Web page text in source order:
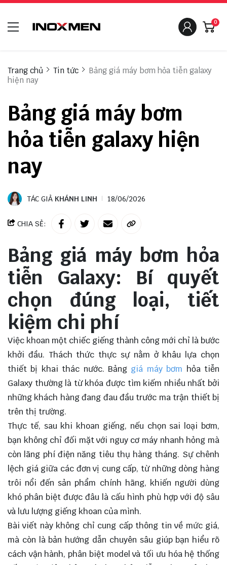
0
Trang chủ Tin tức
Bảng giá máy bơm hỏa tiễn galaxy
hiện nay
Bảng giá máy bơm
hỏa tiễn galaxy hiện
nay
TÁC GIẢ KHÁNH LINH 18/06/2026
CHIA SẺ:
Bảng giá máy bơm hỏa
tiễn Galaxy: Bí quyết
chọn đúng loại, tiết
kiệm chi phí
Việc khoan một chiếc giếng thành công mới chỉ là bước
khởi đầu. Thách thức thực sự nằm ở khâu lựa chọn
thiết bị khai thác nước. Bảng giá máy bơm hỏa tiễn
Galaxy thường là từ khóa được tìm kiếm nhiều nhất bởi
những khách hàng đang đau đầu trước ma trận thiết bị
trên thị trường.
Thực tế, sau khi khoan giếng, nếu chọn sai loại bơm,
bạn không chỉ đối mặt với nguy cơ máy nhanh hỏng mà
còn lãng phí điện năng tiêu thụ hàng tháng. Sự chênh
lệch giá giữa các đơn vị cung cấp, từ những dòng hàng
trôi nổi đến sản phẩm chính hãng, khiến người dùng
khó phân biệt được đâu là cấu hình phù hợp với độ sâu
và lưu lượng giếng khoan của mình.
Bài viết này không chỉ cung cấp thông tin về mức giá,
mà còn là bản hướng dẫn chuyên sâu giúp bạn hiểu rõ
cách vận hành, phân biệt model và tối ưu hóa hệ thống